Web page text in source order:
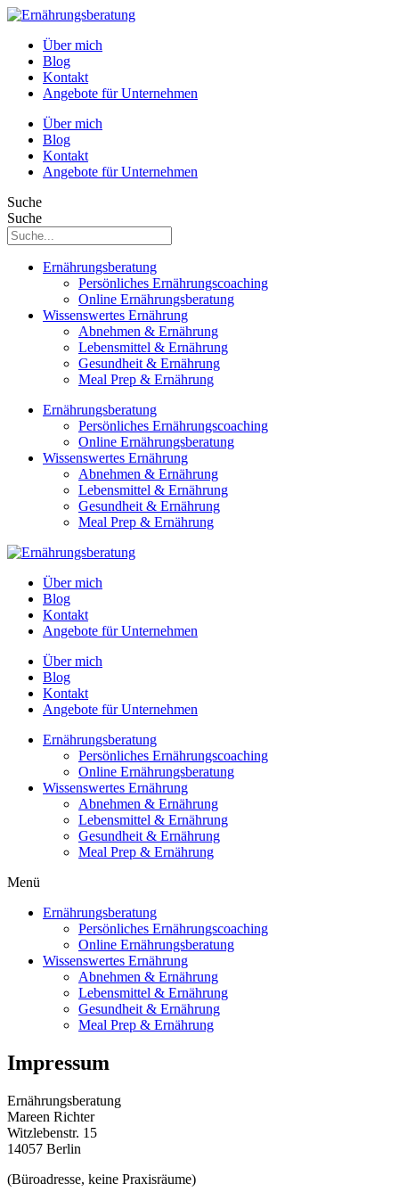
Über mich
Blog
Kontakt
Angebote für Unternehmen
Über mich
Blog
Kontakt
Angebote für Unternehmen
Suche
Suche
Ernährungsberatung
Persönliches Ernährungscoaching
Online Ernährungsberatung
Wissenswertes Ernährung
Abnehmen & Ernährung
Lebensmittel & Ernährung
Gesundheit & Ernährung
Meal Prep & Ernährung
Ernährungsberatung
Persönliches Ernährungscoaching
Online Ernährungsberatung
Wissenswertes Ernährung
Abnehmen & Ernährung
Lebensmittel & Ernährung
Gesundheit & Ernährung
Meal Prep & Ernährung
Über mich
Blog
Kontakt
Angebote für Unternehmen
Über mich
Blog
Kontakt
Angebote für Unternehmen
Ernährungsberatung
Persönliches Ernährungscoaching
Online Ernährungsberatung
Wissenswertes Ernährung
Abnehmen & Ernährung
Lebensmittel & Ernährung
Gesundheit & Ernährung
Meal Prep & Ernährung
Menü
Ernährungsberatung
Persönliches Ernährungscoaching
Online Ernährungsberatung
Wissenswertes Ernährung
Abnehmen & Ernährung
Lebensmittel & Ernährung
Gesundheit & Ernährung
Meal Prep & Ernährung
Impressum
Ernährungsberatung
Mareen Richter
Witzlebenstr. 15
14057 Berlin
(Büroadresse, keine Praxisräume)